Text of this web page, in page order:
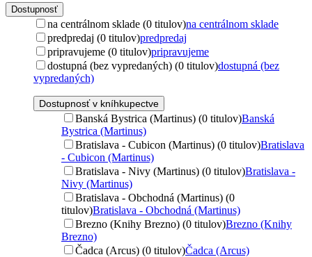
Dostupnosť
na centrálnom sklade (0 titulov)na centrálnom sklade
predpredaj (0 titulov)predpredaj
pripravujeme (0 titulov)pripravujeme
dostupná (bez vypredaných) (0 titulov)dostupná (bez
vypredaných)
Dostupnosť v kníhkupectve
Banská Bystrica (Martinus) (0 titulov)Banská
Bystrica (Martinus)
Bratislava - Cubicon (Martinus) (0 titulov)Bratislava
- Cubicon (Martinus)
Bratislava - Nivy (Martinus) (0 titulov)Bratislava -
Nivy (Martinus)
Bratislava - Obchodná (Martinus) (0
titulov)Bratislava - Obchodná (Martinus)
Brezno (Knihy Brezno) (0 titulov)Brezno (Knihy
Brezno)
Čadca (Arcus) (0 titulov)Čadca (Arcus)